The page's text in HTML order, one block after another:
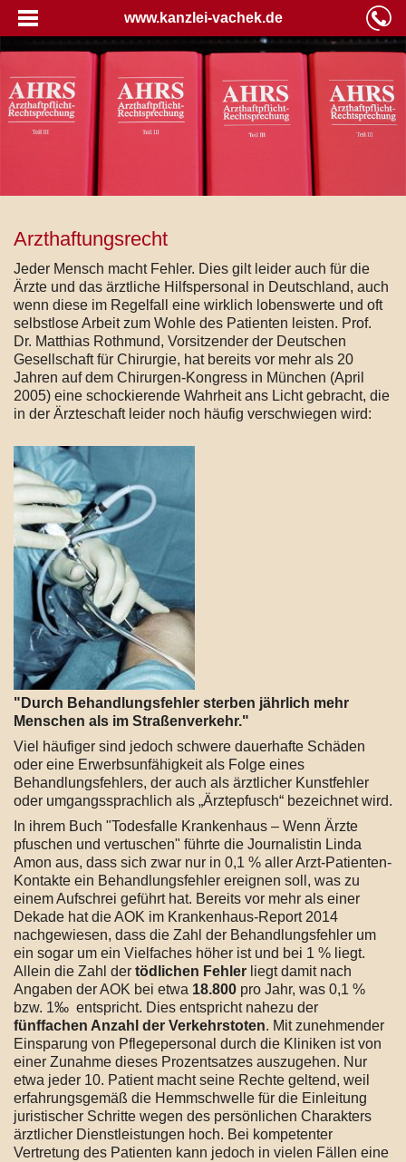
www.kanzlei-vachek.de
Arzthaftungsrecht
Jeder Mensch macht Fehler. Dies gilt leider auch für die
Ärzte und das ärztliche Hilfspersonal in Deutschland, auch
wenn diese im Regelfall eine wirklich lobenswerte und oft
selbstlose Arbeit zum Wohle des Patienten leisten. Prof.
Dr. Matthias Rothmund, Vorsitzender der Deutschen
Gesellschaft für Chirurgie, hat bereits vor mehr als 20
Jahren auf dem Chirurgen-Kongress in München (April
2005) eine schockierende Wahrheit ans Licht gebracht, die
in der Ärzteschaft leider noch häufig verschwiegen wird:
"Durch Behandlungsfehler sterben jährlich mehr
Menschen als im Straßenverkehr."
Viel häufiger sind jedoch schwere dauerhafte Schäden
oder eine Erwerbsunfähigkeit als Folge eines
Behandlungsfehlers, der auch als ärztlicher Kunstfehler
oder umgangssprachlich als „Ärztepfusch“ bezeichnet wird.
In ihrem Buch "Todesfalle Krankenhaus – Wenn Ärzte
pfuschen und vertuschen" führte die Journalistin Linda
Amon aus, dass sich zwar nur in 0,1 % aller Arzt-Patienten-
Kontakte ein Behandlungsfehler ereignen soll, was zu
einem Aufschrei geführt hat. Bereits vor mehr als einer
Dekade hat die AOK im Krankenhaus-Report 2014
nachgewiesen, dass die Zahl der Behandlungsfehler um
ein sogar um ein Vielfaches höher ist und bei 1 % liegt.
Allein die Zahl der tödlichen Fehler liegt damit nach
Angaben der AOK bei etwa 18.800 pro Jahr, was 0,1 %
bzw. 1‰ entspricht. Dies entspricht nahezu der
fünffachen Anzahl der Verkehrstoten. Mit zunehmender
Einsparung von Pflegepersonal durch die Kliniken ist von
einer Zunahme dieses Prozentsatzes auszugehen. Nur
etwa jeder 10. Patient macht seine Rechte geltend, weil
erfahrungsgemäß die Hemmschwelle für die Einleitung
juristischer Schritte wegen des persönlichen Charakters
ärztlicher Dienstleistungen hoch. Bei kompetenter
Vertretung des Patienten kann jedoch in vielen Fällen eine